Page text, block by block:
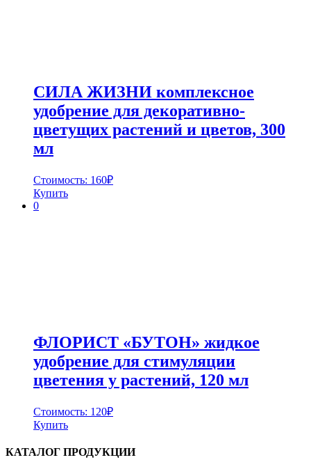
СИЛА ЖИЗНИ комплексное
удобрение для декоративно-
цветущих растений и цветов, 300
мл
Стоимость: 160₽
Купить
0
ФЛОРИСТ «БУТОН» жидкое
удобрение для стимуляции
цветения у растений, 120 мл
Стоимость: 120₽
Купить
КАТАЛОГ ПРОДУКЦИИ